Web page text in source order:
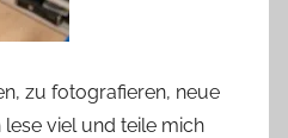
zu fotografieren, neue
viel und teile mich